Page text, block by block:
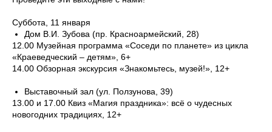
Суббота, 11 января
Дом В.И. Зубова (пр. Красноармейский, 28)
12.00 Музейная программа «Соседи по планете» из цикла
«Краеведческий – детям», 6+
14.00 Обзорная экскурсия «Знакомьтесь, музей!», 12+
Выставочный зал (ул. Ползунова, 39)
13.00 и 17.00 Квиз «Магия праздника»: всё о чудесных
новогодних традициях, 12+